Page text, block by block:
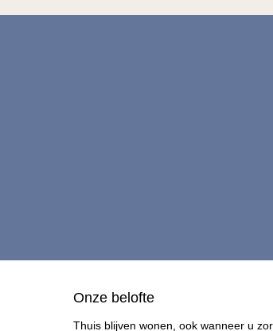
Onze belofte
Thuis blijven wonen, ook wanneer u